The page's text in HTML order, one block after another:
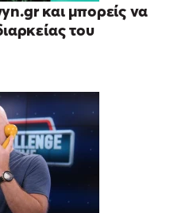
και μπορείς να
του